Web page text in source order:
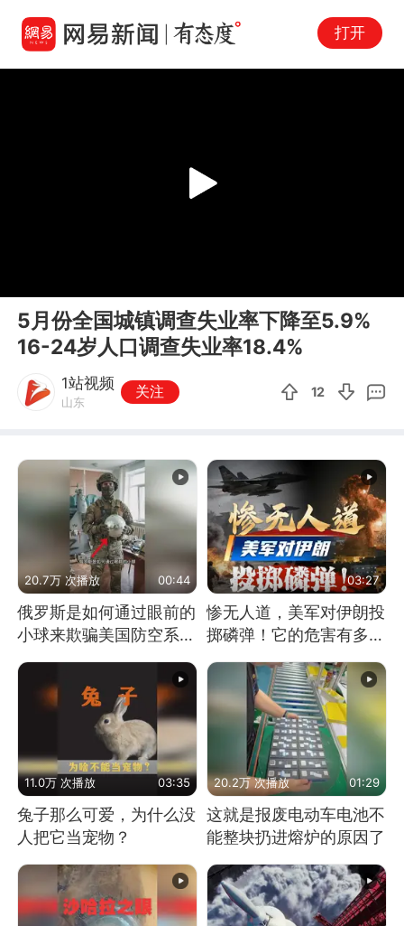
打开
Play
5月份全国城镇调查失业率下降至5.9%
16-24岁人口调查失业率18.4%
1站视频
山东
关注 12
20.7万 次播放 00:44
俄罗斯是如何通过眼前的
小球来欺骗美国防空系统
的
03:27
惨无人道，美军对伊朗投
掷磷弹！它的危害有多
大？
11.0万 次播放 03:35
兔子那么可爱，为什么没
人把它当宠物？
20.2万 次播放 01:29
这就是报废电动车电池不
能整块扔进熔炉的原因了